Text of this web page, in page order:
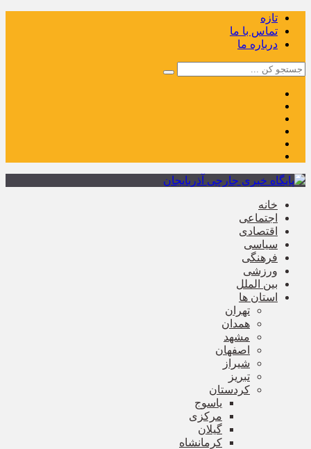
تازه
تماس با ما
درباره ما
خانه
اجتماعی
اقتصادی
سیاسی
فرهنگی
ورزشی
بین الملل
استان ها
تهران
همدان
مشهد
اصفهان
شیراز
تبریز
کردستان
یاسوج
مرکزی
گیلان
کرمانشاه